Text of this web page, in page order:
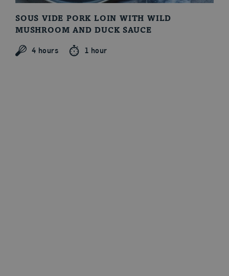
SOUS VIDE PORK LOIN WITH WILD
MUSHROOM AND DUCK SAUCE
4 hours 1 hour